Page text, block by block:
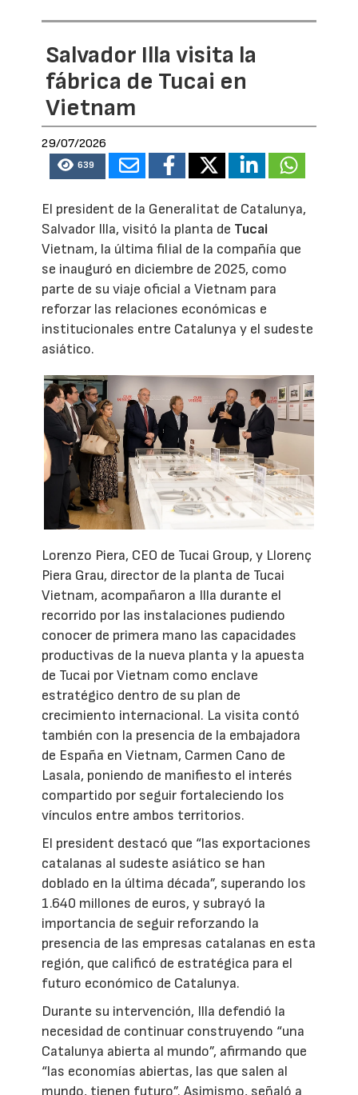
Salvador Illa visita la
fábrica de Tucai en
Vietnam
29/07/2026
639
El president de la Generalitat de Catalunya,
Salvador Illa, visitó la planta de Tucai
Vietnam, la última filial de la compañía que
se inauguró en diciembre de 2025, como
parte de su viaje oficial a Vietnam para
reforzar las relaciones económicas e
institucionales entre Catalunya y el sudeste
asiático.
Lorenzo Piera, CEO de Tucai Group, y Llorenç
Piera Grau, director de la planta de Tucai
Vietnam, acompañaron a Illa durante el
recorrido por las instalaciones pudiendo
conocer de primera mano las capacidades
productivas de la nueva planta y la apuesta
de Tucai por Vietnam como enclave
estratégico dentro de su plan de
crecimiento internacional. La visita contó
también con la presencia de la embajadora
de España en Vietnam, Carmen Cano de
Lasala, poniendo de manifiesto el interés
compartido por seguir fortaleciendo los
vínculos entre ambos territorios.
El president destacó que “las exportaciones
catalanas al sudeste asiático se han
doblado en la última década”, superando los
1.640 millones de euros, y subrayó la
importancia de seguir reforzando la
presencia de las empresas catalanas en esta
región, que calificó de estratégica para el
futuro económico de Catalunya.
Durante su intervención, Illa defendió la
necesidad de continuar construyendo “una
Catalunya abierta al mundo”, afirmando que
“las economías abiertas, las que salen al
mundo, tienen futuro”. Asimismo, señaló a